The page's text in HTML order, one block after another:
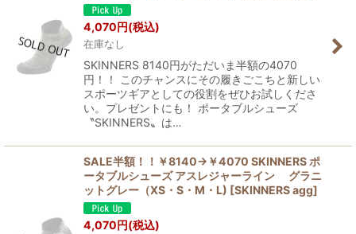
4,070円(税込)
在庫なし
SKINNERS 8140円がただいま半額の4070
円！！ このチャンスにその履きごこちと新しい
スポーツギアとしての役割をぜひお試しくださ
い。プレゼントにも！ ポータブルシューズ
〝SKINNERS〟は…
SALE半額！！￥8140→￥4070 SKINNERS ポ
ータブルシューズ アスレジャーライン グラニ
ットグレー（XS・S・M・L) [SKINNERS agg]
4,070円(税込)